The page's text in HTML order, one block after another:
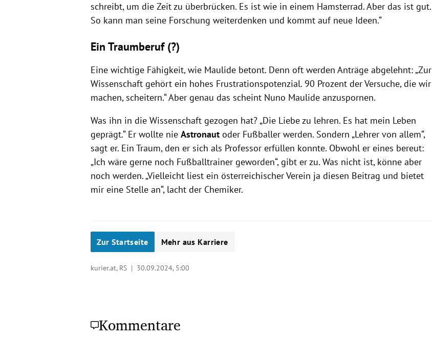
schreibt, um die Zeit zu überbrücken. Es ist wie in einem Hamsterrad. Aber das ist gut.
So kann man seine Forschung weiterdenken und kommt auf neue Ideen.“
Ein Traumberuf (?)
Eine wichtige Fähigkeit, wie Maulide betont. Denn oft werden Anträge abgelehnt: „Zur
Wissenschaft gehört ein hohes Frustrationspotenzial. 90 Prozent der Versuche, die wir
machen, scheitern.“ Aber genau das scheint Nuno Maulide anzuspornen.
Was ihn in die Wissenschaft gezogen hat? „Die Liebe zu lehren. Es hat mein Leben
geprägt.“ Er wollte nie Astronaut oder Fußballer werden. Sondern „Lehrer von allem“,
sagt er. Ein Traum, den er sich als Professor erfüllen konnte. Obwohl er eines bereut:
„Ich wäre gerne noch Fußballtrainer geworden“, gibt er zu. Was nicht ist, könne aber
noch werden. „Vielleicht liest ein österreichischer Verein ja diesen Beitrag und bietet
mir eine Stelle an“, lacht der Chemiker.
Zur Startseite Mehr aus Karriere
kurier.at, RS | 30.09.2024, 5:00
Kommentare